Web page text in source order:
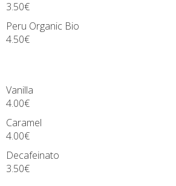
3.50€
Peru
4.50€
4.00€
4.00€
3.50€